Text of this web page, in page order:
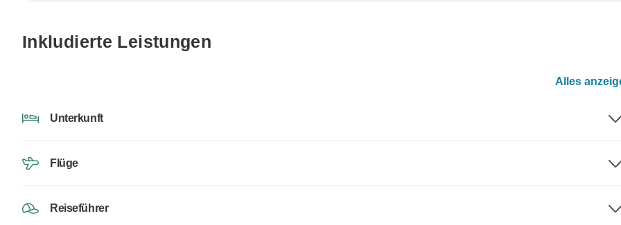
Inkludierte Leistungen
Alles
Unterkunft
Flüge
Reiseführer